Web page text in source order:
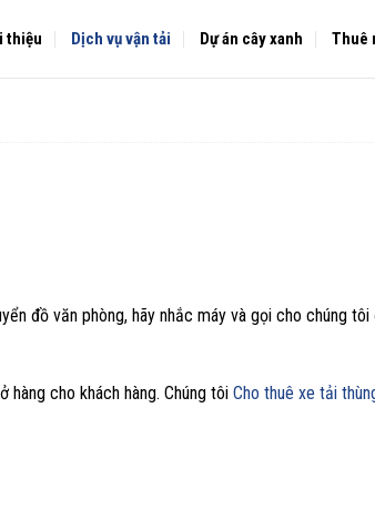
thiệu Dịch vụ vận tải Dự án cây xanh Thuê
đồ văn phòng, hãy nhắc máy và gọi cho chúng
cho khách hàng. Chúng tôi Cho thuê xe tải